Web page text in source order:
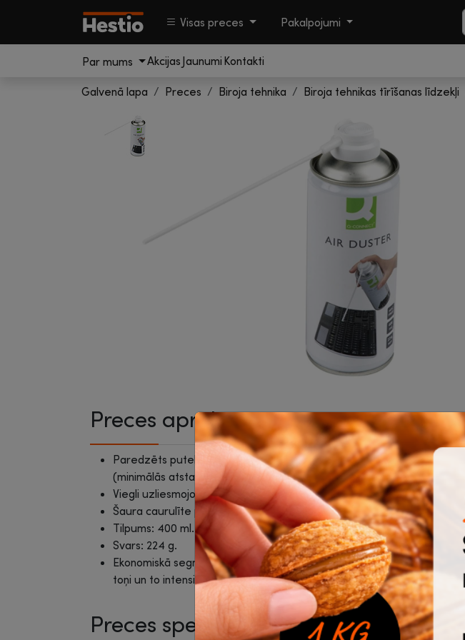
Visas preces Pakalpojumi
Par mums Akcijas Jaunumi Kontakti
Galvenā lapa Preces Biroja tehnika Biroja tehnikas tīrīšanas līdzekļi
Preces apraksts
Paredzēts putekļu un drupu tīrīšanai no grūti sasniedzamām virsmām
(minimālās atstarpes tastatūrās, printera mehānisms).
Viegli uzliesmojošs.
Šaura caurulīte pagarina un koncentrē gaisa plūsmu.
Tilpums: 400 ml.
Svars: 224 g.
Ekonomiskā segmenta preces var tikt ražotas dažādās rūpnīcās, tāpēc
toņi un to intensitāte var būt atšķirīga.
Preces specifikācija